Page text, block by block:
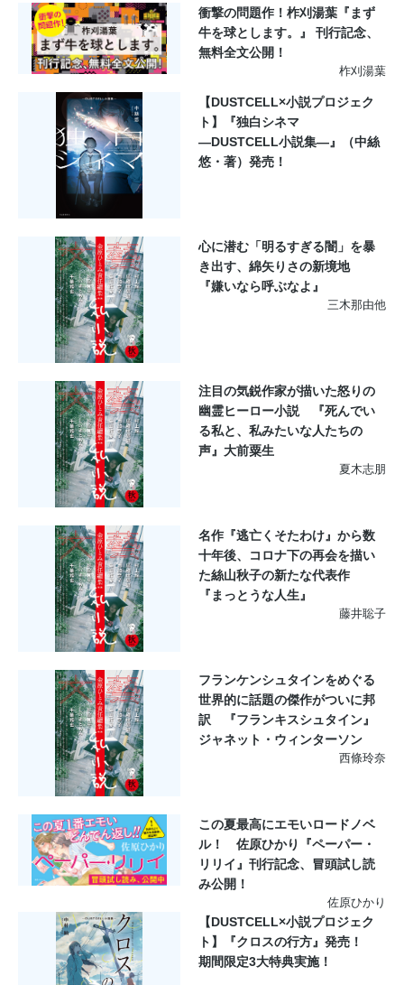
衝撃の問題作！柞刈湯葉『まず
牛を球とします。』 刊行記念、
無料全文公開！
柞刈湯葉
【DUSTCELL×小説プロジェク
ト】『独白シネマ
―DUSTCELL小説集―』（中絲
悠・著）発売！
心に潜む「明るすぎる闇」を暴
き出す、綿矢りさの新境地
『嫌いなら呼ぶなよ』
三木那由他
注目の気鋭作家が描いた怒りの
幽霊ヒーロー小説 『死んでい
る私と、私みたいな人たちの
声』大前粟生
夏木志朋
名作『逃亡くそたわけ』から数
十年後、コロナ下の再会を描い
た絲山秋子の新たな代表作
『まっとうな人生』
藤井聡子
フランケンシュタインをめぐる
世界的に話題の傑作がついに邦
訳 『フランキスシュタイン』
ジャネット・ウィンターソン
西條玲奈
この夏最高にエモいロードノベ
ル！ 佐原ひかり『ペーパー・
リリイ』刊行記念、冒頭試し読
み公開！
佐原ひかり
【DUSTCELL×小説プロジェク
ト】『クロスの行方』発売！
期間限定3大特典実施！